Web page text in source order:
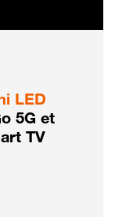
LED
5G et
TV